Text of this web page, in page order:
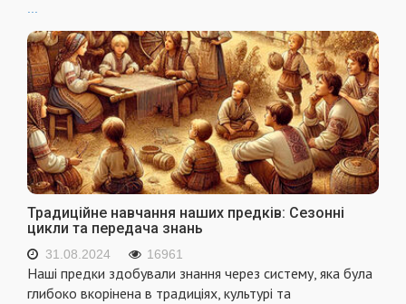
Традиційне навчання наших предків: Сезонні
цикли та передача знань
31.08.2024 16961
Наші предки здобували знання через систему, яка була
глибоко вкорінена в традиціях, культурі та